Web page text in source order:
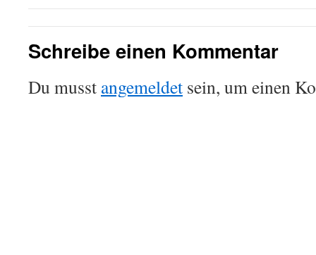
Schreibe einen Kommentar
Du musst angemeldet sein, um einen